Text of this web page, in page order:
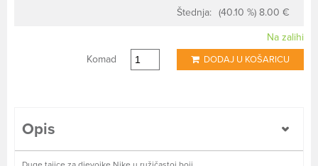
Štednja: (40.10 %) 8.00 €
Na zalihi
Komad
DODAJ U KOŠARICU
Opis